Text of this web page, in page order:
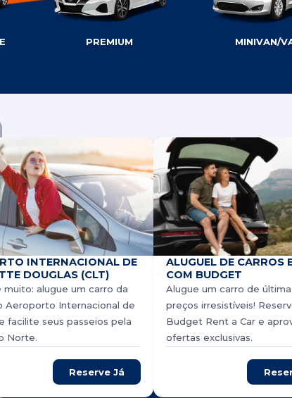
PREMIUM MINIVAN/
INTERNACIONAL DE
DOUGLAS (CLT)
muito: alugue um carro da
Aeroporto Internacional de
facilite seus passeios pela
Norte.
Reserve Já
ALUGUEL DE CARROS
COM BUDGET
Alugue um carro de
preços irresistíveis!
Budget Rent a Car e
ofertas exclusivas.